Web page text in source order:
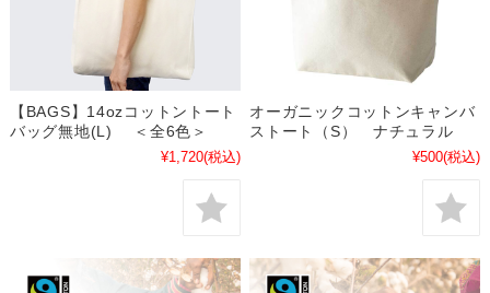
【BAGS】14ozコットントート
バッグ無地(L) ＜全6色＞
¥1,720(税込)
オーガニックコットンキャンバ
ストート（S） ナチュラル
¥500(税込)